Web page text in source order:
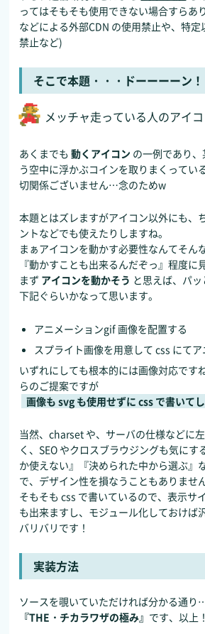
ってはそもそも使用できない場合すらあ
などによる外部CDN の使用禁止や、特
禁止など)
そこで本題・・・ドーーーーン！
メッチャ走っている人のアイ
あくまでも動くアイコン の一例であり
う空中に浮かぶコインを取りまくってい
切関係ございません…念のためw
本題とはズレますがアイコン以外にも、
ントなどでも使えたりしますね。
まぁアイコンを動かす必要性なんてそん
『動かすことも出来るんだぞっ』程度に
まず アイコンを動かそう と思えば、パ
下記ぐらいかなって思います。
アニメーションgif 画像を配置する
スプライト画像を用意して css にて
いずれにしても根本的には画像対応で
らのご提案ですが
画像も svg も使用せずに css で書いて
当然、charset や、サーバの仕様などに
く、SEO やクロスブラウジングも気にす
か使えない』『決められた中から選ぶ』
で、デザイン性を損なうこともありません
そもそも css で書いているので、表示サ
も出来ますし、モジュール化しておけば
バリバリです！
実装方法
ソースを覗いていただければ分かる通り
『THE・チカラワザの極み』 です、以上